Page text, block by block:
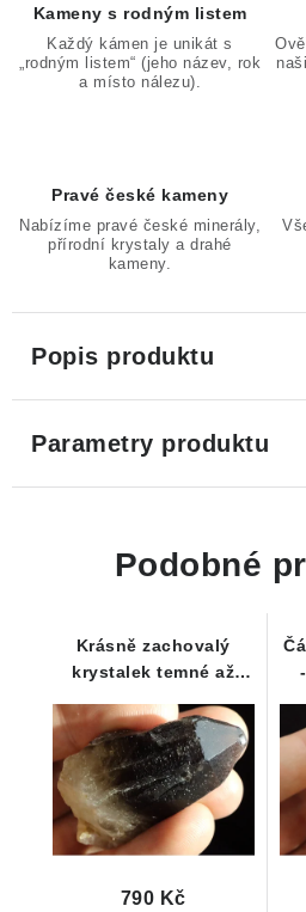
Kameny s rodným listem
Každý kámen je unikát s
„rodným listem“ (jeho název, rok
a místo nálezu).
Pravé české kameny
Nabízíme pravé české minerály,
přírodní krystaly a drahé
kameny.
Popis produktu
Parametry produktu
Podobné
Krásně zachovalý
krystalek temné až
morionu
790 Kč